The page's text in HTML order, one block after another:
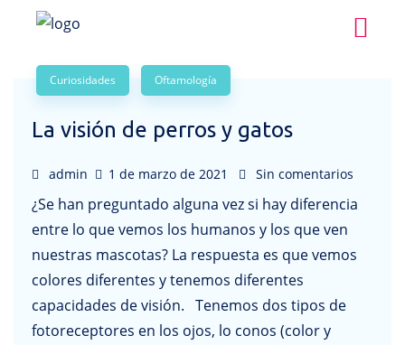
Curiosidades Oftamología
La visión de perros y gatos
admin 1 de marzo de 2021 Sin comentarios
¿Se han preguntado alguna vez si hay diferencia
entre lo que vemos los humanos y los que ven
nuestras mascotas? La respuesta es que vemos
colores diferentes y tenemos diferentes
capacidades de visión. Tenemos dos tipos de
fotoreceptores en los ojos, lo conos (color y